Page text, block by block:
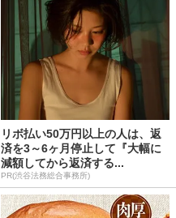
リボ払い50万円以上の人は、返
済を3～6ヶ月停止して『大幅に
減額してから返済する...
PR(渋谷法務総合事務所)